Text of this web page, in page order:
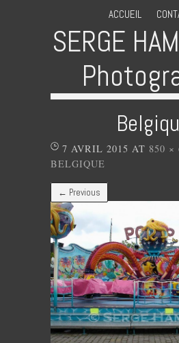
ACCUEIL
SERGE
7 AVRIL 2015 AT 850 ×
BELGIQUE
← Previous